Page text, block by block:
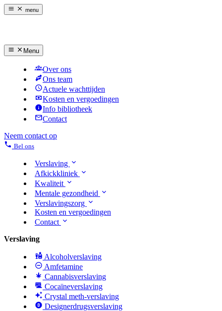
menu
Menu
Over ons
Ons team
Actuele wachttijden
Kosten en vergoedingen
Info bibliotheek
Contact
Neem contact op
Bel ons
Verslaving
Afkickkliniek
Kwaliteit
Mentale gezondheid
Verslavingszorg
Kosten en vergoedingen
Contact
Verslaving
Alcoholverslaving
Amfetamine
Cannabisverslaving
Cocaïneverslaving
Crystal meth-verslaving
Designerdrugsverslaving